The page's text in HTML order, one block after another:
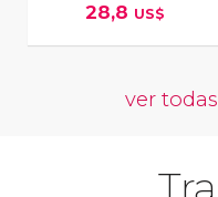
28,8 US$
ver